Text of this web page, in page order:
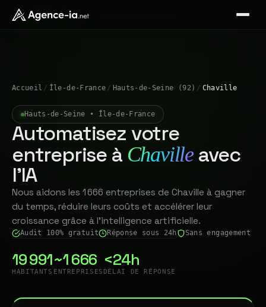
Accueil / Île-de-France / Hauts-de-Seine (92) / Chaville
Hauts-de-Seine • Île-de-France
Automatisez votre
entreprise à Chaville avec
l'IA
Nous aidons les 1 666 entreprises de Chaville à gagner
du temps, réduire leurs coûts et accélérer leur
croissance grâce à l'intelligence artificielle.
Audit 100% gratuit Réponse sous 24h Sans engagement
19 991
HABITANTS
~1 666
ENTREPRISES
<24h
DÉLAI DE RÉPONSE